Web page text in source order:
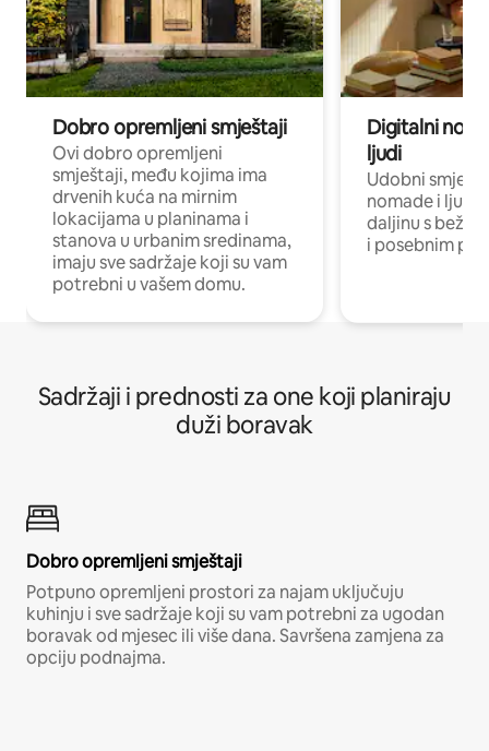
Dobro opremljeni smještaji
Ovi dobro opremljeni
smještaji, među kojima ima
drvenih kuća na mirnim
lokacijama u planinama i
stanova u urbanim sredinama,
imaju sve sadržaje koji su vam
potrebni u vašem domu.
Digitalni
ljudi
Udobni
nomade i ljude
daljinu s
i posebnim
Sadržaji i prednosti za one koji planiraju
duži boravak
Dobro opremljeni smještaji
Potpuno opremljeni prostori za najam uključuju
kuhinju i sve sadržaje koji su vam potrebni za ugodan
boravak od mjesec ili više dana. Savršena zamjena za
opciju podnajma.